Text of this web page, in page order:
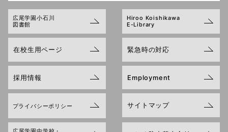
広尾学園小石川
図書館
Hiroo Koishikawa
E-Library
在校生用ページ 緊急時の対応
採用情報 Employment
プライバシーポリシー サイトマップ